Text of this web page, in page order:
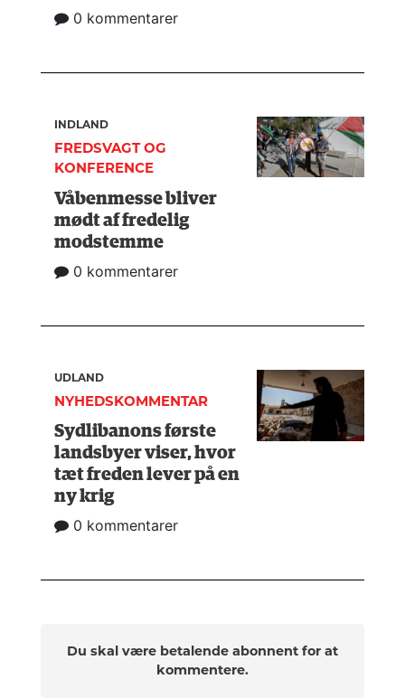
0 kommentarer
INDLAND
FREDSVAGT OG
KONFERENCE
Våbenmesse bliver
mødt af fredelig
modstemme
0 kommentarer
UDLAND
NYHEDSKOMMENTAR
Sydlibanons første
landsbyer viser, hvor
tæt freden lever på en
ny krig
0 kommentarer
Du skal være betalende abonnent for at
kommentere.